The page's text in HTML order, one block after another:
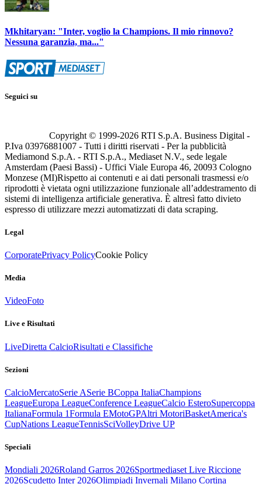
Mkhitaryan: "Inter, voglio la Champions. Il mio rinnovo?
Nessuna garanzia, ma..."
Seguici su
Copyright © 1999-2026 RTI S.p.A. Business Digital -
P.Iva 03976881007 - Tutti i diritti riservati - Per la pubblicità
Mediamond S.p.A. - RTI S.p.A., Mediaset N.V., sede legale
Amsterdam (Paesi Bassi) - Uffici Viale Europa 46, 20093 Cologno
Monzese (MI)Rispetto ai contenuti e ai dati personali trasmessi e/o
riprodotti è vietata ogni utilizzazione funzionale all’addestramento di
sistemi di intelligenza artificiale generativa. È altresì fatto divieto
espresso di utilizzare mezzi automatizzati di data scraping.
Legal
CorporatePrivacy PolicyCookie Policy
Media
VideoFoto
Live e Risultati
LiveDiretta CalcioRisultati e Classifiche
Sezioni
CalcioMercatoSerie ASerie BCoppa ItaliaChampions
LeagueEuropa LeagueConference LeagueCalcio EsteroSupercoppa
ItalianaFormula 1Formula EMotoGPAltri MotoriBasketAmerica's
CupNations LeagueTennisSciVolleyDrive UP
Speciali
Mondiali 2026Roland Garros 2026Sportmediaset Live Riccione
2026Scudetto Inter 2026Olimpiadi Invernali Milano Cortina